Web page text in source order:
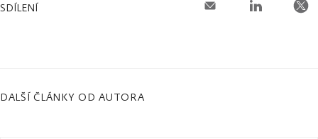
SDÍLENÍ
DALŠÍ ČLÁNKY OD AUTORA